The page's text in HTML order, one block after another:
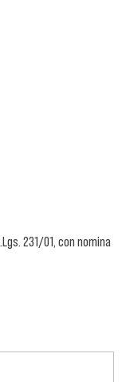
231/01, con nomina